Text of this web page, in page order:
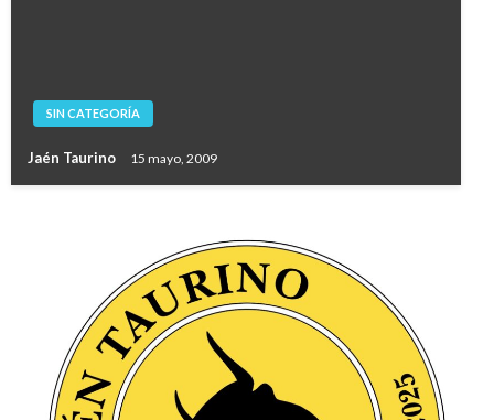
SIN CATEGORÍA
Jaén Taurino 15 mayo, 2009